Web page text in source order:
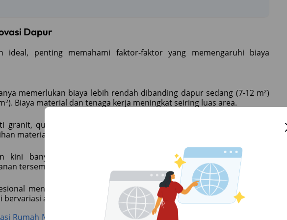
Dapur
ideal, penting memahami faktor-faktor yang memengaruhi biaya
memerlukan biaya lebih rendah dibanding dapur sedang (7-12 m²)
Biaya material dan tenaga kerja meningkat seiring luas area.
granit, quartz, atau kabinet kayu solid tentu lebih mahal dibanding
material juga memengaruhi daya tahan dan estetika dapur.
kini banyak menggunakan konsep open kitchen, smart kitchen
tersembunyi yang menambah biaya.
menjamin hasil lebih rapi, namun biaya lebih tinggi dibanding
antar kota.
Rumah Mulai Dari Dapur sampai Perluasan Ruang untuk Tipe 36, 45,